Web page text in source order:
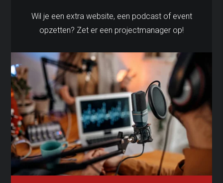
Wil je een extra website, een podcast of event
opzetten? Zet er een projectmanager op!